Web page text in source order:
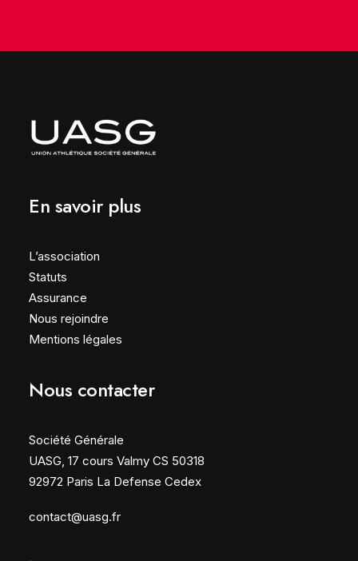
En savoir plus
L’association
Statuts
Assurance
Nous rejoindre
Mentions légales
Nous contacter
Société Générale
UASG, 17 cours Valmy CS 50318
92972 Paris La Defense Cedex
contact@uasg.fr